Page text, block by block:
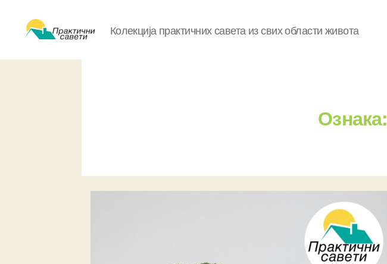
савети
Колекција практичних савета из свих области живота
Ознака: